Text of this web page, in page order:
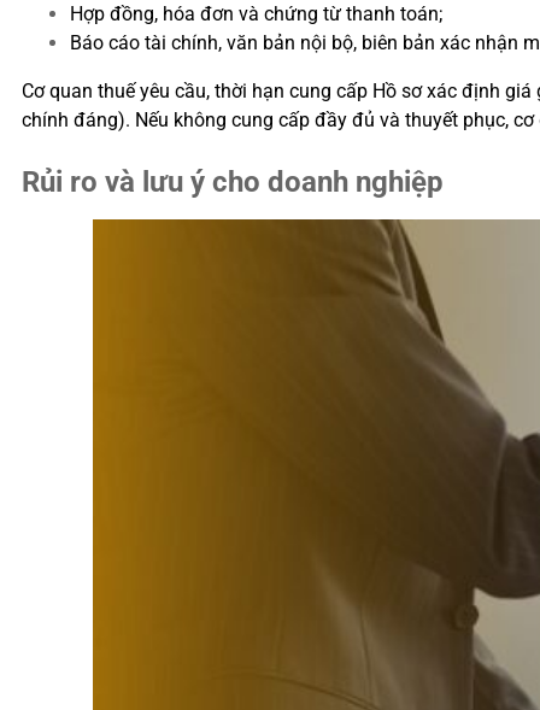
Hợp đồng, hóa đơn và chứng từ thanh toán;
Báo cáo tài chính, văn bản nội bộ, biên bản xác nhận
Cơ quan thuế yêu cầu, thời hạn cung cấp Hồ sơ xác định
chính đáng). Nếu không cung cấp đầy đủ và thuyết phục,
Rủi ro và lưu ý cho doanh nghiệp